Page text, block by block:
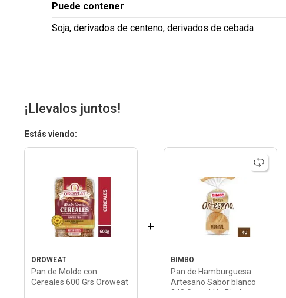
Puede contener
Soja, derivados de centeno, derivados de cebada
¡Llevalos juntos!
Estás viendo:
OROWEAT
Pan de Molde con
Cereales 600 Grs Oroweat
+
BIMBO
Pan de Hamburguesa
Artesano Sabor blanco
240 Grs x 4 Un Bimbo